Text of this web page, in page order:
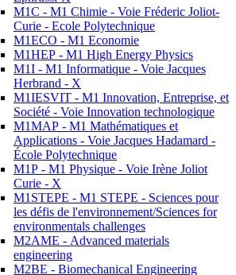
M1C - M1 Chimie - Voie Fréderic Joliot-
Curie - Ecole Polytechnique
M1ECO - M1 Economie
M1HEP - M1 High Energy Physics
M1I - M1 Informatique - Voie Jacques
Herbrand - X
M1IESVIT - M1 Innovation, Entreprise, et
Société - Voie Innovation technologique
M1MAP - M1 Mathématiques et
Applications - Voie Jacques Hadamard -
École Polytechnique
M1P - M1 Physique - Voie Irène Joliot
Curie - X
M1STEPE - M1 STEPE - Sciences pour
les défis de l'environnement/Sciences for
environmentals challenges
M2AME - Advanced materials
engineering
M2BE - Biomechanical Engineering